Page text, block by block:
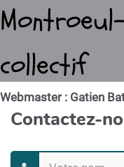
collectif
Webmaster : Gatien
Contactez-